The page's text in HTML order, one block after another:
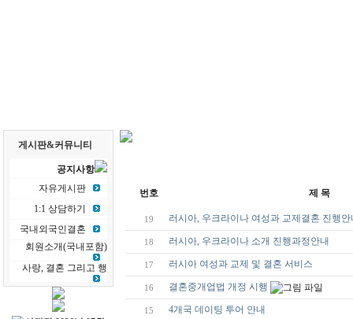
게시판&커뮤니티
공지사항
자유게시판
1:1 상담하기
국내외국인결혼
회원소개(국내포함)
사랑, 결혼 그리고 행
번호 제 목
19 러시아, 우크라이나 여성과 교제결혼 진행안
18 러시아, 우크라이나 소개 진행과정안내
17 러시아 여성과 교제 및 결혼 서비스
16 결혼중개업법 개정 시행
15 4개국 데이팅 투어 안내